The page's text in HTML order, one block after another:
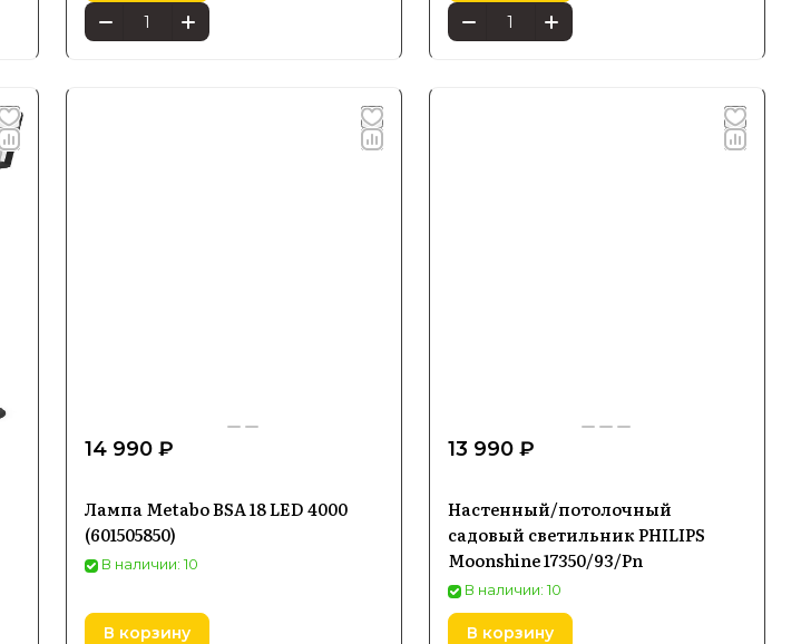
14 990 ₽
Лампа Metabo BSA 18 LED 4000
(601505850)
В наличии: 10
В корзину
13 990 ₽
Настенный/потолочный
садовый светильник PHILIPS
Moonshine 17350/93/Pn
В наличии: 10
В корзину